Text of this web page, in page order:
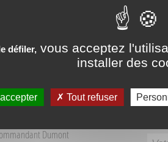
Dumont
défiler, vous acceptez
installer des
Tout refuser